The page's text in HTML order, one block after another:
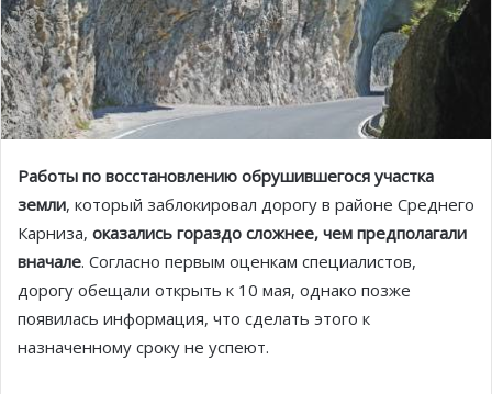
Работы по восстановлению обрушившегося участка
земли, который заблокировал дорогу в районе Среднего
Карниза, оказались гораздо сложнее, чем предполагали
вначале. Согласно первым оценкам специалистов,
дорогу обещали открыть к 10 мая, однако позже
появилась информация, что сделать этого к
назначенному сроку не успеют.